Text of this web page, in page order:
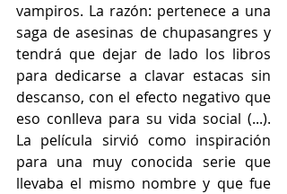
vampiros. La razón: pertenece a una
saga de asesinas de chupasangres y
tendrá que dejar de lado los libros
para dedicarse a clavar estacas sin
descanso, con el efecto negativo que
eso conlleva para su vida social (...).
La película sirvió como inspiración
para una muy conocida serie que
llevaba el mismo nombre y que fue